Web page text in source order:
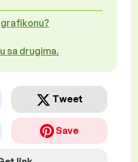
sa drugima.
Tweet
Save